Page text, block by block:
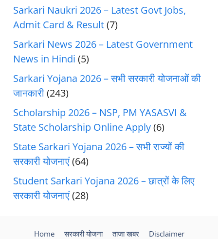
Sarkari Naukri 2026 – Latest Govt Jobs,
Admit Card & Result(7)
Sarkari News 2026 – Latest Government
News in Hindi (5)
Sarkari Yojana 2026 – सभी सरकारी योजनाओं की
जानकारी(243)
Scholarship 2026 – NSP, PM YASASVI &
State Scholarship Online Apply(6)
State Sarkari Yojana 2026 – सभी राज्यों की
सरकारी योजनाएं(64)
Student Sarkari Yojana 2026 – छात्रों के लिए
सरकारी योजनाएं(28)
Home सरकारी योजना ताजा खबर Disclaimer